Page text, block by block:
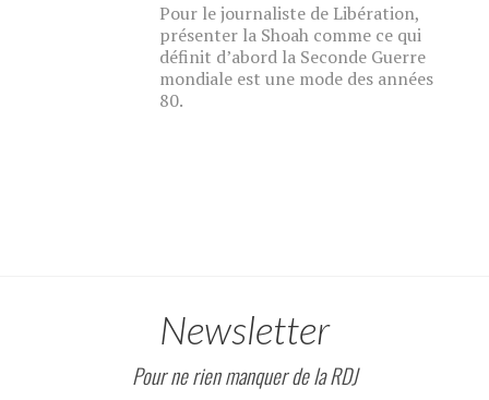
Pour le journaliste de Libération,
présenter la Shoah comme ce qui
définit d’abord la Seconde Guerre
mondiale est une mode des années
80.
Newsletter
Pour ne rien manquer de la RDJ